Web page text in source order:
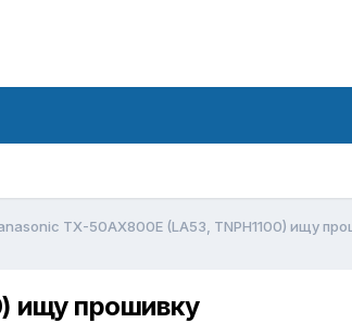
TX-50AX800E (LA53, TNPH1100) ищу
ищу прошивку